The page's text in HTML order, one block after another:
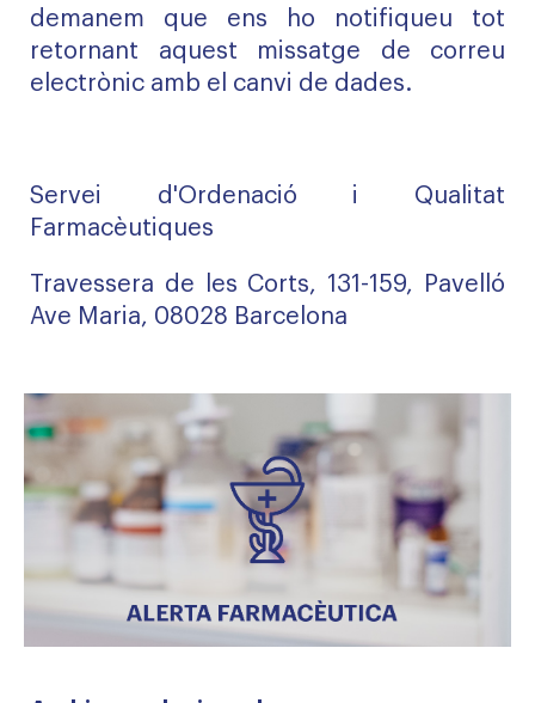
demanem que ens ho notifiqueu tot
retornant aquest missatge de correu
electrònic amb el canvi de dades.
Servei d'Ordenació i Qualitat
Farmacèutiques
Travessera de les Corts, 131-159, Pavelló
Ave Maria, 08028 Barcelona